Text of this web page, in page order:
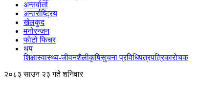
अन्तर्वार्ता
अन्तर्राष्ट्रिय
खेलकुद
मनोरन्जन
फोटो फिचर
थप
शिक्षास्वास्थ्य-जीवनशैलीकृषिसुचना प्रविधिपत्रपत्रिकारोचक
२०८३ साउन २३ गते शनिवार